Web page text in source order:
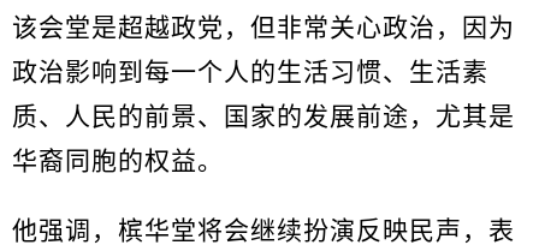
该会堂是超越政党，但非常关心政治，因为
政治影响到每一个人的生活习惯、生活素
质、人民的前景、国家的发展前途，尤其是
华裔同胞的权益。
他强调，槟华堂将会继续扮演反映民声，表